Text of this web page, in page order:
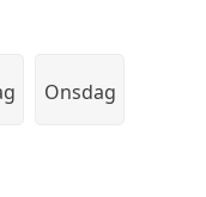
Onsdag